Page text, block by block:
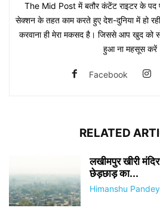
The Mid Post में बतौर कंटेंट राइटर के पद
सेक्शन के तहत काम करते हुए देश-दुनिया में हो
करवाना ही मेरा मकसद है। जिससे आप खुद को
हुआ ना महसूस करें
Facebook
RELATED
लखीमपुर खीरी
छेड़छाड़ का...
Himanshu Pandey